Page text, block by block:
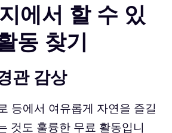
에서 할 수 있
동 찾기
관 감상
등에서 여유롭게 자연을 즐길
것도 훌륭한 무료 활동입니